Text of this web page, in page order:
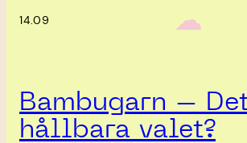
14.09 ‎ ‎‎ ☁︎‎‎
Bambugarn –
hållbara valet?